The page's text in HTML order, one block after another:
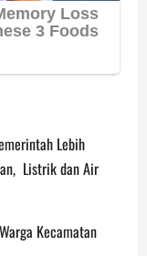
Lebih
Listrik dan Air
Kecamatan